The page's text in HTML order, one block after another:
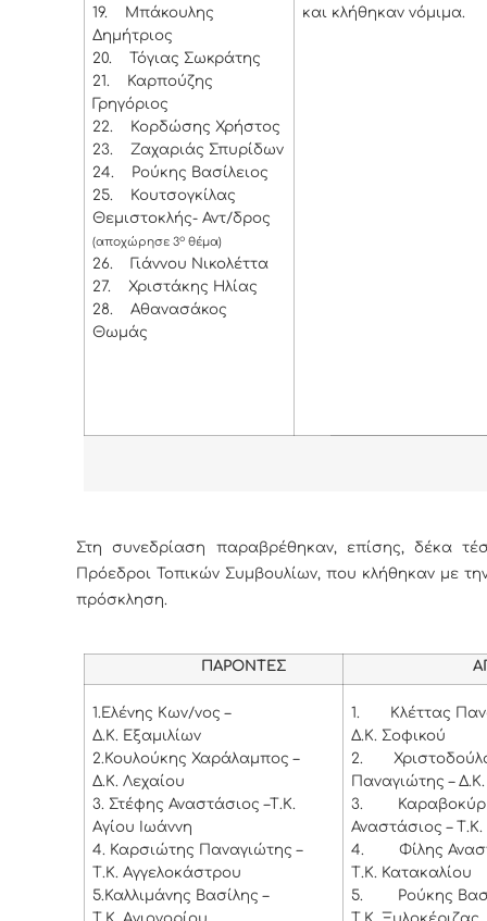
19.
Μπάκουλης
Δημήτριος
20.
Τόγιας Σωκράτης
21.
Καρπούζης
Γρηγόριος
22.
Κορδώσης Χρήστος
23.
Ζαχαριάς Σπυρίδων
24.
Ρούκης Βασίλειος
25.
Κουτσογκίλας
Θεμιστοκλής- Αντ/δρος
(αποχώρησε 3ο θέμα)
26.
Γιάννου Νικολέττα
27.
Χριστάκης Ηλίας
28.
Αθανασάκος
Θωμάς
και κλήθηκαν νόμιμα.
Στη συνεδρίαση παραβρέθηκαν, επίσης, δέκα
Πρόεδροι Τοπικών Συμβουλίων, που κλήθηκαν με
πρόσκληση.
ΠΑΡΟΝΤΕΣ
1. Ελένης Κων/νος –
Δ.Κ. Εξαμιλίων
2. Κουλούκης Χαράλαμπος –
Δ.Κ. Λεχαίου
3. Στέφης Αναστάσιος –Τ.Κ.
Αγίου Ιωάννη
4. Καρσιώτης Παναγιώτης –
Τ.Κ. Αγγελοκάστρου
5. Καλλιμάνης Βασίλης –
1.
Κλέττας
Δ.Κ. Σοφικού
2.
Παναγιώτης –
3.
Αναστάσιος –
4.
Φίλης
Τ.Κ. Κατακαλίου
5.
Ρούκης